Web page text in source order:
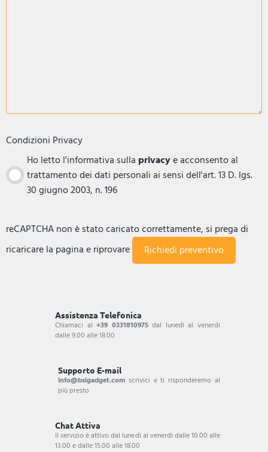
Condizioni Privacy
Ho letto l'informativa sulla privacye acconsento al
trattamento dei dati personali ai sensi dell'art. 13 D. lgs.
30 giugno 2003, n. 196
reCAPTCHA non è stato caricato correttamente, si prega di
ricaricare la pagina e riprovare
Assistenza Telefonica
Chiamaci al+39 0331810975dal lunedì al venerdi
dalle 9.00 alle 18.00
Supporto E-mail
info@bsigadget.com scrivici e ti risponderemo al
più presto
Chat Attiva
Il servizio è attivo dal lunedì al venerdì dalle 10.00 alle
13.00 e dalle 15.00 alle 18.00